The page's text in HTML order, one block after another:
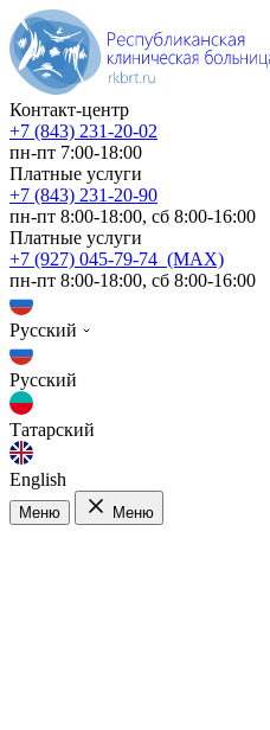
Контакт-центр
+7 (843) 231-20-02
пн-пт 7:00-18:00
Платные услуги
+7 (843) 231-20-90
пн-пт 8:00-18:00, сб 8:00-16:00
Платные услуги
+7 (927) 045-79-74 (MAX)
пн-пт 8:00-18:00, сб 8:00-16:00
Русский
Русский
Татарский
English
Меню Меню